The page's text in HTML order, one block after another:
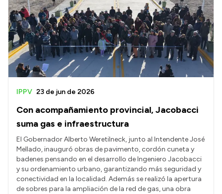
Con acompañamiento provincial, Jacobacci
suma gas e infraestructura
IPPV 23 de jun de 2026
El Gobernador Alberto Weretilneck, junto al Intendente José
Mellado, inauguró obras de pavimento, cordón cuneta y
badenes pensando en el desarrollo de Ingeniero Jacobacci
y su ordenamiento urbano, garantizando más seguridad y
conectividad en la localidad. Además se realizó la apertura
de sobres para la ampliación de la red de gas, una obra